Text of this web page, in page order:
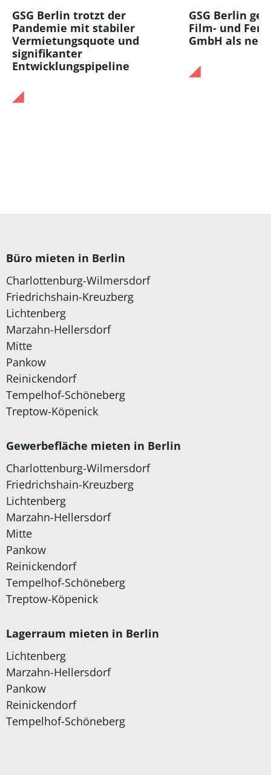
GSG Berlin trotzt der
Pandemie mit stabiler
Vermietungsquote und
signifikanter
Entwicklungspipeline
GSG Berlin
Film- und
GmbH als
Büro mieten in Berlin
Charlottenburg-Wilmersdorf
Friedrichshain-Kreuzberg
Lichtenberg
Marzahn-Hellersdorf
Mitte
Pankow
Reinickendorf
Tempelhof-Schöneberg
Treptow-Köpenick
Gewerbefläche mieten in Berlin
Charlottenburg-Wilmersdorf
Friedrichshain-Kreuzberg
Lichtenberg
Marzahn-Hellersdorf
Mitte
Pankow
Reinickendorf
Tempelhof-Schöneberg
Treptow-Köpenick
Lagerraum mieten in Berlin
Lichtenberg
Marzahn-Hellersdorf
Pankow
Reinickendorf
Tempelhof-Schöneberg